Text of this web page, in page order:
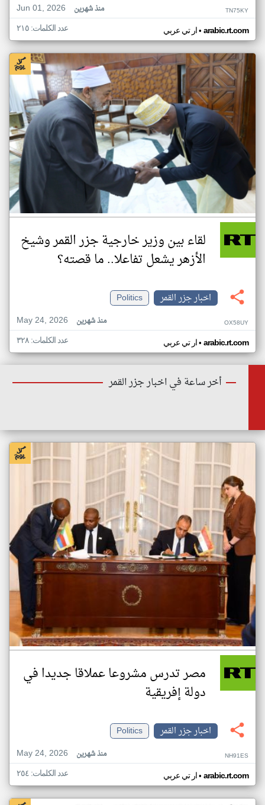
Jun 01, 2026
منذ شهرين TN75KY
ار تي عربي• arabic.rt.com عدد الكلمات: ٢١٥
لقاء بين وزير خارجية جزر القمر وشيخ
الأزهر يشعل تفاعلا.. ما قصته؟
اخبار جزر القمر
Politics
May 24, 2026
منذ شهرين OX58UY
ار تي عربي• arabic.rt.com عدد الكلمات: ٣٢٨
أخر ساعة في اخبار جزر القمر
مصر تدرس مشروعا عملاقا جديدا في
دولة إفريقية
اخبار جزر القمر
Politics
May 24, 2026
منذ شهرين NH91ES
ار تي عربي• arabic.rt.com عدد الكلمات: ٢٥٤